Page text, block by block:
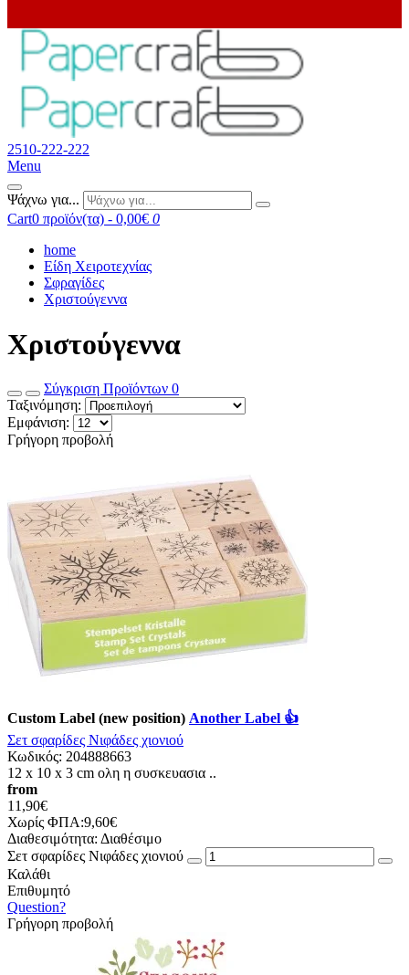
2510-222-222
Menu
Ψάχνω για...
Cart0 προϊόν(τα) - 0,00€ 0
home
Είδη Χειροτεχνίας
Σφραγίδες
Χριστούγεννα
Χριστούγεννα
Σύγκριση Προϊόντων 0
Ταξινόμηση:
Εμφάνιση:
Γρήγορη προβολή
Custom Label (new position) Another Label 👍
Σετ σφαρίδες Νιφάδες χιονιού
Κωδικός: 204888663
12 x 10 x 3 cm ολη η συσκευασια ..
from
11,90€
Χωρίς ΦΠΑ:9,60€
Διαθεσιμότητα: Διαθέσιμο
Σετ σφαρίδες Νιφάδες χιονιού
Καλάθι
Επιθυμητό
Question?
Γρήγορη προβολή